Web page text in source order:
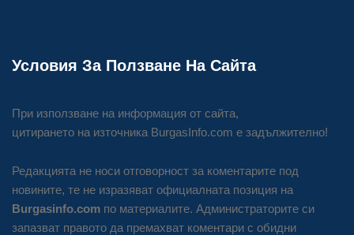
Условия За Ползване На Сайта
При използване на информация от сайта,
цитирането на източника BurgasInfo.com е задължително!
Редакцията не носи отговорност за коментарите под
новините, те не изразяват официалната позиция на
Burgasinfo.com по материалите. Администраторите си
запазват правото да премахват коментари с обидни